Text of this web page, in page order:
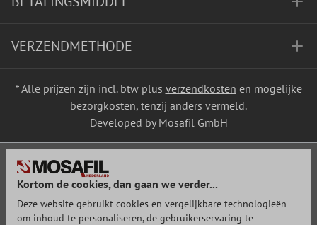
VERZENDMETHODE
* Alle prijzen zijn incl. btw plus verzendkosten en mogelijke
bezorgkosten, tenzij anders vermeld.
Developed by Mosafil GmbH
Kortom de cookies, dan gaan we verder...
Deze website gebruikt cookies en vergelijkbare technologieën
om inhoud te personaliseren, de gebruikerservaring te